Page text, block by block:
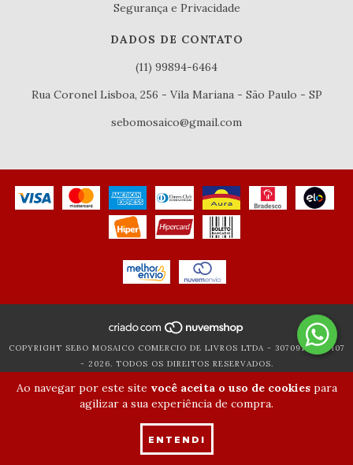
Ao navegar por este site você aceita o uso de cookiespara
agilizar a sua experiência de compra.
ENTENDI
Segurança e Privacidade
DADOS DE CONTATO
(11) 99894-6464
Rua Coronel Lisboa, 256 - Vila Mariana - São Paulo - SP
sebomosaico@gmail.com
COPYRIGHT SEBO MOSAICO COMERCIO DE LIVROS LTDA - 30709119000107
- 2026. TODOS OS DIREITOS RESERVADOS.